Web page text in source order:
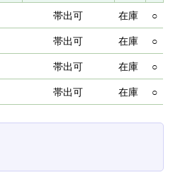
帯出可 在庫 ○
帯出可 在庫 ○
帯出可 在庫 ○
帯出可 在庫 ○